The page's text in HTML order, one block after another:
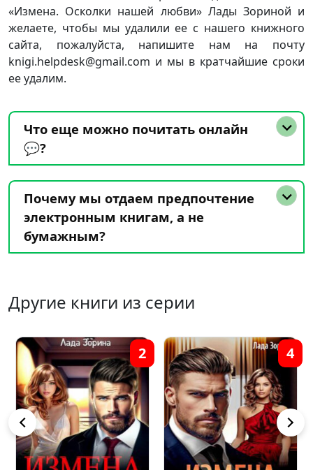
«Измена. Осколки нашей любви» Лады Зориной и
желаете, чтобы мы удалили ее с нашего книжного
сайта, пожалуйста, напишите нам на почту
knigi.helpdesk@gmail.com и мы в кратчайшие сроки
ее удалим.
Что еще можно почитать онлайн
💬?
Почему мы отдаем предпочтение
электронным книгам, а не
бумажным?
Другие книги из серии
2 4